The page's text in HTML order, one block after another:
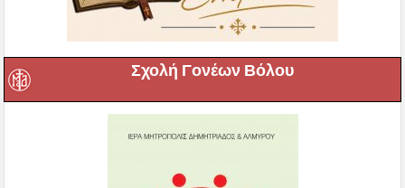
Σχολή Γονέων Βόλου